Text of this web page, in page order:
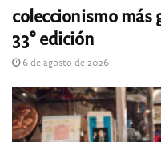
coleccionismo más
33° edición
6 de agosto de 2026